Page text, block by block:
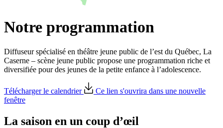
Notre programmation
Diffuseur spécialisé en théâtre jeune public de l’est du Québec, La
Caserne – scène jeune public propose une programmation riche et
diversifiée pour des jeunes de la petite enfance à l’adolescence.
Télécharger le calendrier
Ce lien s'ouvrira dans une nouvelle
fenêtre
La saison en un coup d’œil